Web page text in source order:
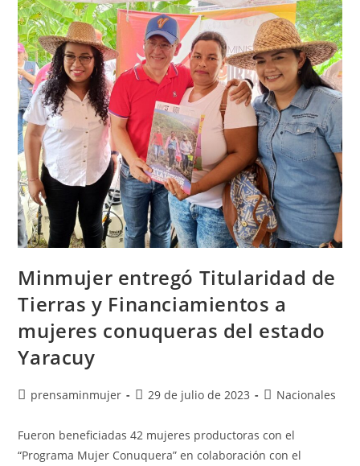
Minmujer entregó Titularidad de
Tierras y Financiamientos a
mujeres conuqueras del estado
Yaracuy
prensaminmujer 29 de julio de 2023 Nacionales
Fueron beneficiadas 42 mujeres productoras con el
“Programa Mujer Conuquera” en colaboración con el